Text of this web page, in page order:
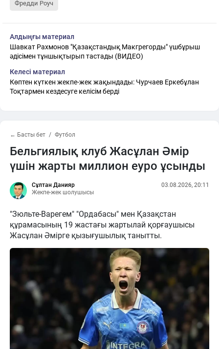
Фредди Роуч
Алдыңғы материал
Шавкат Рахмонов "Қазақстандық Макгрегорды" үшбұрыш
әдісімен тұншықтырып тастады (ВИДЕО)
Келесі материал
Көптен күткен жекпе-жек жақындады: Чурчаев Еркебұлан
Тоқтармен кездесуге келісім берді
← Басты бет Футбол
Бельгиялық клуб Жасұлан Әмір
үшін жарты миллион еуро ұсынды
Сұлтан Данияр
Жекпе-жек шолушысы
03.08.2026, 20:11
"Зюльте-Варегем" "Ордабасы" мен Қазақстан
құрамасының 19 жастағы жартылай қорғаушысы
Жасұлан Әмірге қызығушылық танытты.